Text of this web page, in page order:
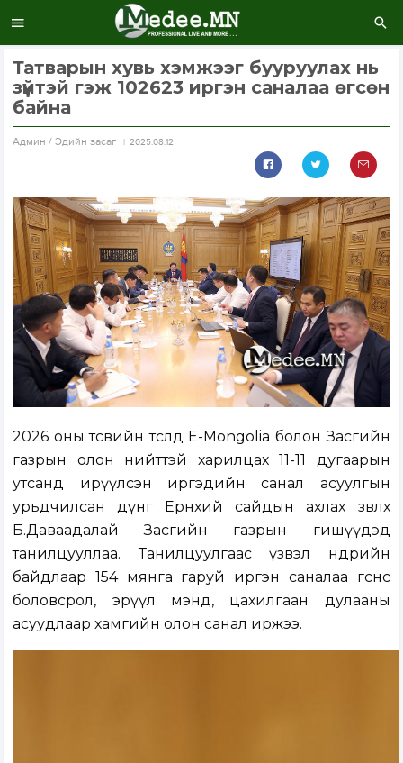
Татварын хувь хэмжээг бууруулах нь
зүйтэй гэж 102623 иргэн саналаа өгcөн
байна
Aдмин / Эдийн засаг 2025.08.12
2026 оны төсвийн төсөлд E-Mongolia болон Засгийн
газрын олон нийттэй харилцах 11-11 дугаарын
утсанд ирүүлсэн иргэдийн санал асуулгын
урьдчилсан дүнг Ерөнхий сайдын ахлах зөвлөх
Б.Даваадалай Засгийн газрын гишүүдэд
танилцууллаа. Танилцуулгаас үзвэл өнөөдрийн
байдлаар 154 мянга гаруй иргэн саналаа өгснөөс
боловсрол, эрүүл мэнд, цахилгаан дулааны
асуудлаар хамгийн олон санал иржээ.